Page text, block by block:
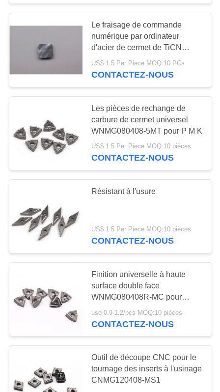
DU
POLITIQUE
CONFIDENTIALITÉ
Insertions
d'incidence de
cermet
Insertions de
perceuse d'U
Outils de coupe
solides
Meules de diamant
Le fraisage de commande
numérique par ordinateur
d'acier de cermet de TiCN
insère la surface de polissage
US$ 1.5 Per Piece MOQ:10 PCs
CONTACTEZ-NOUS
Les pièces de rechange de
carbure de cermet universel
WNMG080408-5MT pour P M K
US$ 1.5 Per Piece MOQ:10 pièces
CONTACTEZ-NOUS
Résistant à l'usure
US$ 1.5 Per Piece MOQ:10 pièces
CONTACTEZ-NOUS
Finition universelle à haute
surface double face
WNMG080408R-MC pour
l'acier
usd 0.9-1.2/pcs MOQ:10 pièces
CONTACTEZ-NOUS
Outil de découpe CNC pour le
tournage des inserts à l'usinage
CNMG120408-MS1